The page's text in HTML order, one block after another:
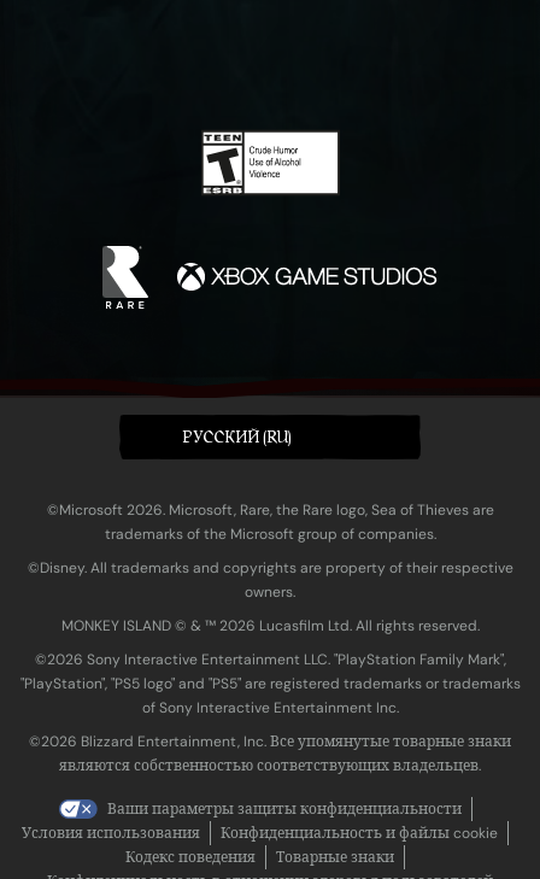
PУССКИЙ (RU)
©Microsoft 2026. Microsoft, Rare, the Rare logo, Sea of Thieves are
trademarks of the Microsoft group of companies.
©Disney. All trademarks and copyrights are property of their respective
owners.
MONKEY ISLAND © & ™ 20‍26 Lucasfilm Ltd. All rights reserved.
©2026 Sony Interactive Entertainment LLC. "PlayStation Family Mark",
"PlayStation", "PS5 logo" and "PS5" are registered trademarks or trademarks
of Sony Interactive Entertainment Inc.
©2026 Blizzard Entertainment, Inc. Все упомянутые товарные знаки
являются собственностью соответствующих владельцев.
Ваши параметры защиты конфиденциальности
Условия использования
Конфиденциальность и файлы cookie
Кодекс поведения
Товарные знаки